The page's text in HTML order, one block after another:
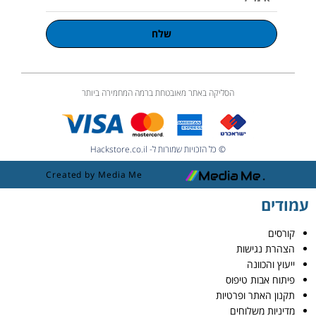
שלח
הסליקה באתר מאובטחת ברמה המחמירה ביותר
© כל הזכויות שמורות ל- Hackstore.co.il
Created by Media Me
עמודים
קורסים
הצהרת נגישות
ייעוץ והכוונה
פיתוח אבות טיפוס
תקנון האתר ופרטיות
מדיניות משלוחים